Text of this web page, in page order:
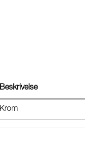
Beskrivelse
Krom